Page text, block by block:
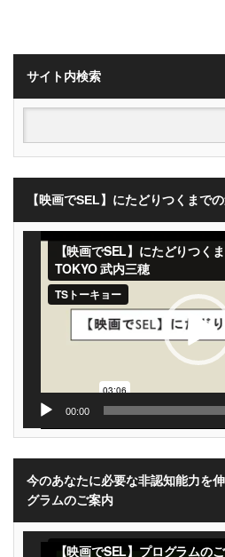
サイト内検索
【映画でSEL】にたどりつくまで
動
00:00
今のあなたに必要な非認知能力を
グラムのご案内